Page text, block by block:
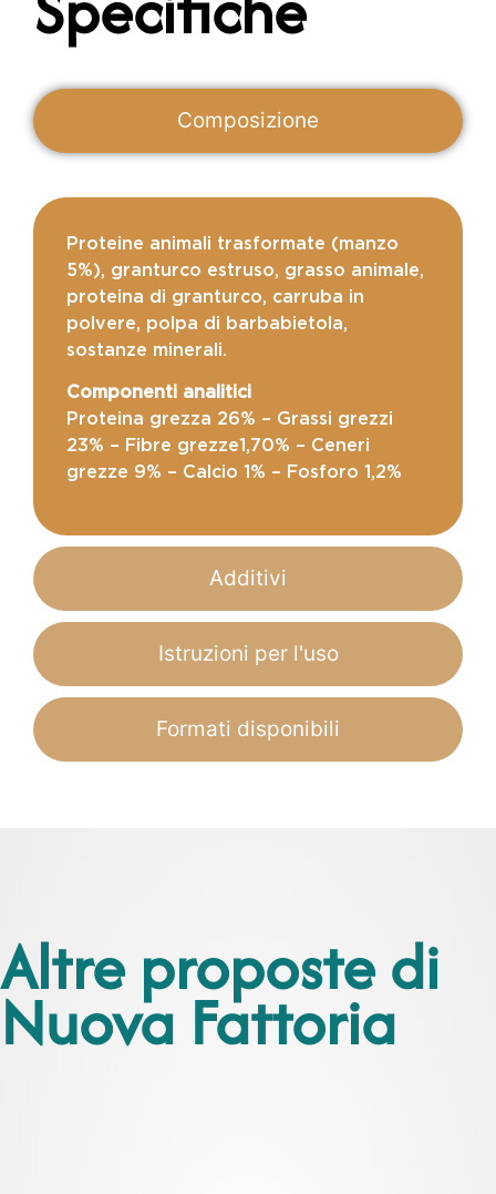
Composizione
Additivi
Istruzioni per l'uso
Formati disponibili
Proteine animali trasformate (manzo
5%), granturco estruso, grasso animale,
proteina di granturco, carruba in
polvere, polpa di barbabietola,
sostanze minerali.
Componenti analitici
Proteina grezza 26% – Grassi grezzi
23% – Fibre grezze1,70% – Ceneri
grezze 9% – Calcio 1% – Fosforo 1,2%
Altre proposte di
Nuova Fattoria